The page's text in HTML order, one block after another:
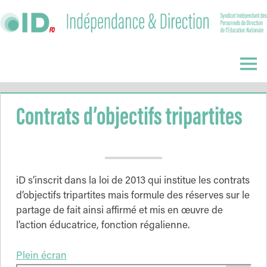
to
Direction
Menu
Contrats d’objectifs tripartites
iD s’inscrit dans la loi de 2013 qui institue les contrats
d’objectifs tripartites mais formule des réserves sur le
partage de fait ainsi affirmé et mis en œuvre de
l’action éducatrice, fonction régalienne.
Plein écran